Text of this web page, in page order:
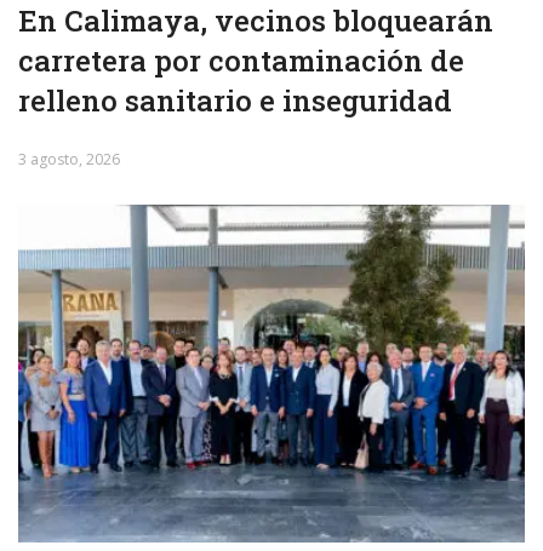
En Calimaya, vecinos bloquearán
carretera por contaminación de
relleno sanitario e inseguridad
3 agosto, 2026